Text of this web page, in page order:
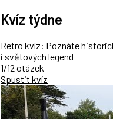
Kvíz týdne
Retro kvíz: Poznáte
i světových legend
1/12 otázek
Spustit kvíz